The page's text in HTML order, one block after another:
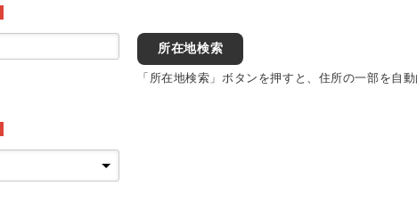
所在地検索
「所在地検索」ボタンを押すと、住所の一部を自動